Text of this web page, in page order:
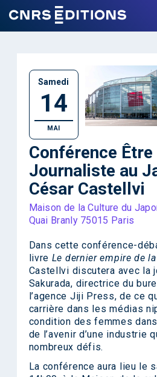
Samedi
14
MAI
Conférence Être
Journaliste au
César Castellvi
Maison de la Culture du
Quai Branly 75015 Paris
Dans cette conférence-
livre Le dernier empire de
Castellvi discutera avec la
Sakurada, directrice du
l’agence Jiji Press, de ce
carrière dans les médias
condition des femmes
de l’avenir d’une industrie
nombreux défis.
La conférence aura lieu le